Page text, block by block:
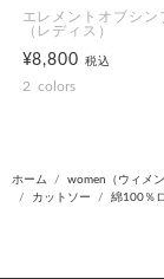
エレメントオブシン
（レディス）
¥8,800税込
2 colors
ホーム women（ウィメン
カットソー
綿100％